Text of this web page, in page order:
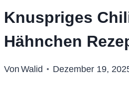
Knuspriges
Hähnchen
Von Walid Dezember 19,